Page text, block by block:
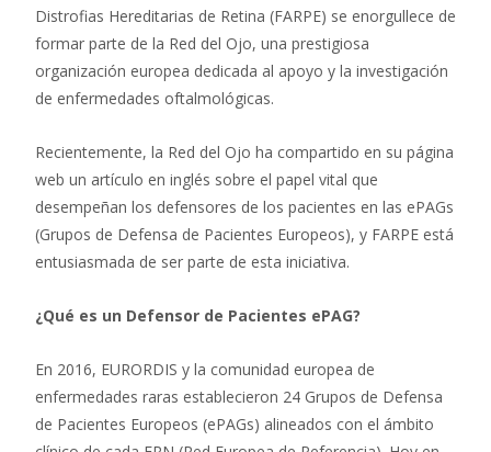
Distrofias Hereditarias de Retina (FARPE) se enorgullece de
formar parte de la Red del Ojo, una prestigiosa
organización europea dedicada al apoyo y la investigación
de enfermedades oftalmológicas.
Recientemente, la Red del Ojo ha compartido en su página
web un artículo en inglés sobre el papel vital que
desempeñan los defensores de los pacientes en las ePAGs
(Grupos de Defensa de Pacientes Europeos), y FARPE está
entusiasmada de ser parte de esta iniciativa.
¿Qué es un Defensor de Pacientes ePAG?
En 2016, EURORDIS y la comunidad europea de
enfermedades raras establecieron 24 Grupos de Defensa
de Pacientes Europeos (ePAGs) alineados con el ámbito